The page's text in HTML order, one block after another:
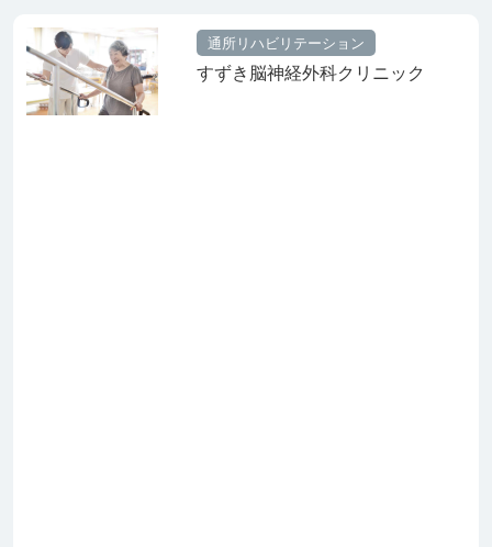
通所リハビリテーション
すずき脳神経外科クリニック